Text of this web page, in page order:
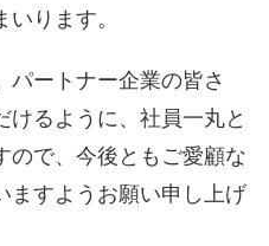
ります。
ートナー企業の皆さ
けるように、社員一丸と
ので、今後ともご愛顧な
ますようお願い申し上げ